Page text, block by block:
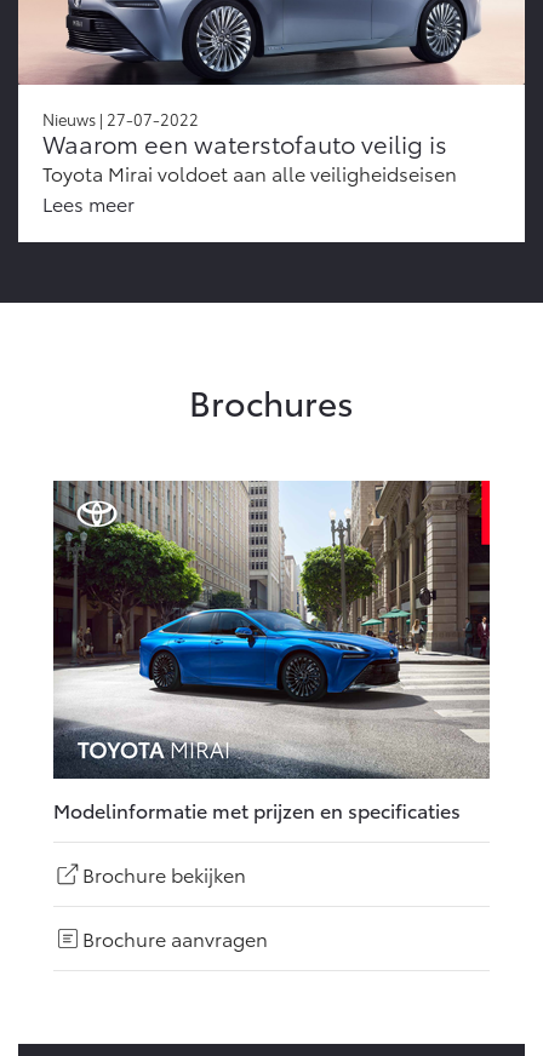
Nieuws | 27-07-2022
Waarom een waterstofauto veilig is
Toyota Mirai voldoet aan alle veiligheidseisen
Lees meer
Brochures
Modelinformatie met prijzen en specificaties
Brochure bekijken
Brochure aanvragen